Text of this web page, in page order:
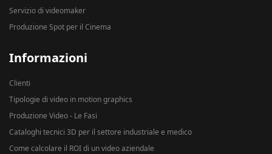
Servizio di videomaker
Produzione Spot per il Cinema
Informazioni
Clienti
Tipologie di video in motion graphics
Produzione Video - Le Fasi
Cataloghi tecnici 3D per il settore industriale e medico
Come calcolare il ROI di un video aziendale